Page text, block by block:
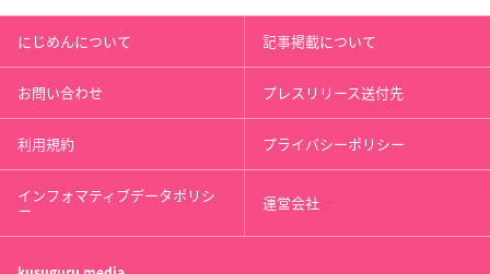
にじめんについて 記事掲載について
お問い合わせ プレスリリース送付先
利用規約 プライバシーポリシー
インフォマティブデータポリシ
ー 運営会社
kusuguru media